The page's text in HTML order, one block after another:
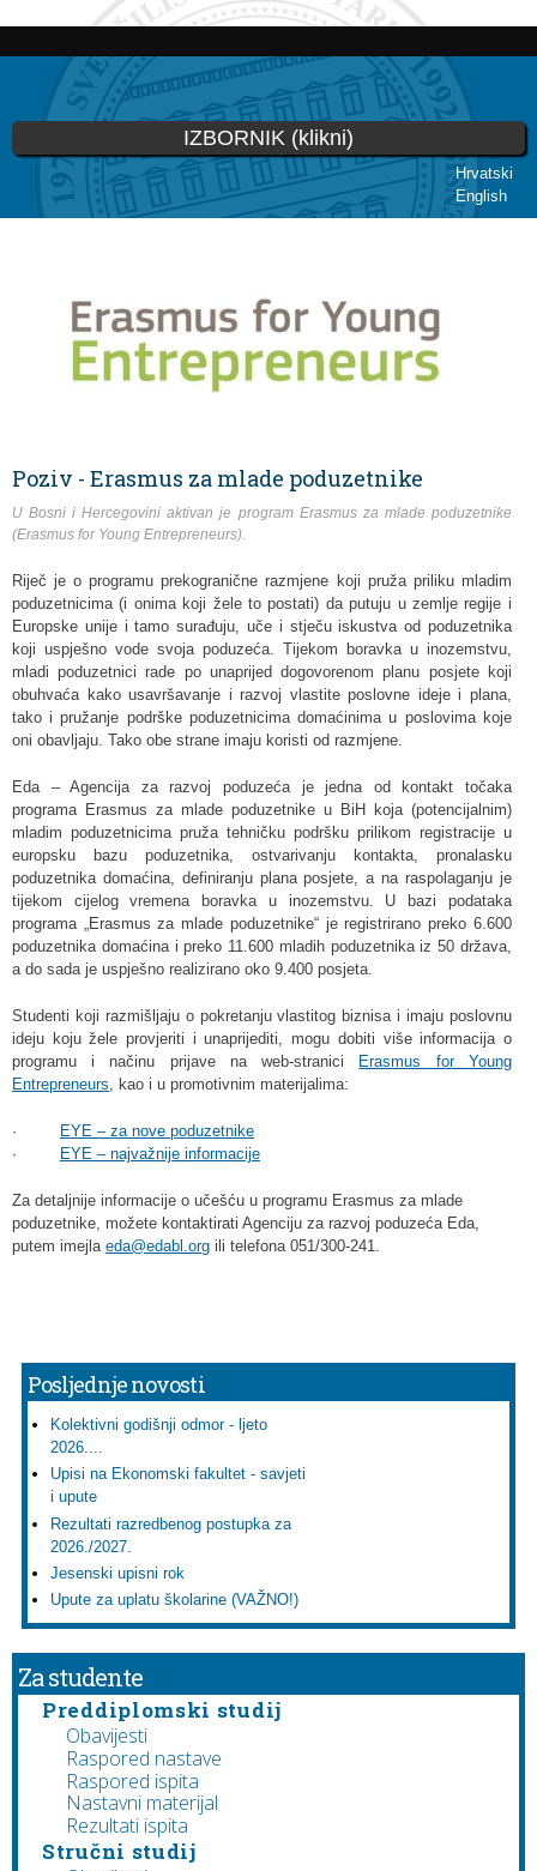
Skoči
glavni
sadržaj
Hrvatski
English
IZBORNIK (klikni)
Poziv - Erasmus za mlade poduzetnike
U Bosni i Hercegovini aktivan je program Erasmus za mlade poduzetnike
(Erasmus for Young Entrepreneurs).
Riječ je o programu prekogranične razmjene koji pruža priliku mladim
poduzetnicima (i onima koji žele to postati) da putuju u zemlje regije i
Europske unije i tamo surađuju, uče i stječu iskustva od poduzetnika
koji uspješno vode svoja poduzeća. Tijekom boravka u inozemstvu,
mladi poduzetnici rade po unaprijed dogovorenom planu posjete koji
obuhvaća kako usavršavanje i razvoj vlastite poslovne ideje i plana,
tako i pružanje podrške poduzetnicima domaćinima u poslovima koje
oni obavljaju. Tako obe strane imaju koristi od razmjene.
Eda – Agencija za razvoj poduzeća je jedna od kontakt točaka
programa Erasmus za mlade poduzetnike u BiH koja (potencijalnim)
mladim poduzetnicima pruža tehničku podršku prilikom registracije u
europsku bazu poduzetnika, ostvarivanju kontakta, pronalasku
poduzetnika domaćina, definiranju plana posjete, a na raspolaganju je
tijekom cijelog vremena boravka u inozemstvu. U bazi podataka
programa „Erasmus za mlade poduzetnike“ je registrirano preko 6.600
poduzetnika domaćina i preko 11.600 mladih poduzetnika iz 50 država,
a do sada je uspješno realizirano oko 9.400 posjeta.
Studenti koji razmišljaju o pokretanju vlastitog biznisa i imaju poslovnu
ideju koju žele provjeriti i unaprijediti, mogu dobiti više informacija o
programu i načinu prijave na web-stranici
Erasmus for Young
Entrepreneurs, kao i u promotivnim materijalima:
·
EYE – za nove poduzetnike
·
EYE – najvažnije informacije
Za detaljnije informacije o učešću u programu Erasmus za mlade
poduzetnike, možete kontaktirati Agenciju za razvoj poduzeća Eda,
putem imejla eda@edabl.org ili telefona 051/300-241.
Posljednje novosti
Kolektivni godišnji odmor - ljeto
2026....
Upisi na Ekonomski fakultet - savjeti
i upute
Rezultati razredbenog postupka za
2026./2027.
Jesenski upisni rok
Upute za uplatu školarine (VAŽNO!)
Za studente
Preddiplomski studij
Obavijesti
Raspored nastave
Raspored ispita
Nastavni materijal
Rezultati ispita
Stručni studij